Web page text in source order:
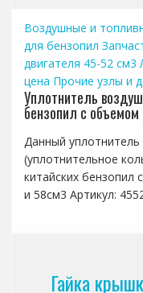
Воздушные и
для бензопил
двигателя 45-52 см3
цена Прочие узлы и
Уплотнитель
бензопил с
Данный
(уплотнительное
китайских бензопил
и 58см3 Артикул:
Гайка